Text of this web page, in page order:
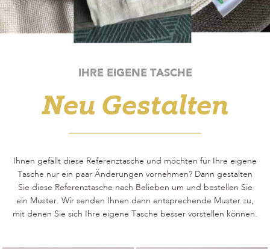
IHRE EIGENE TASCHE
Neu Gestalten
Ihnen gefällt diese Referenztasche und möchten für Ihre eigene
Tasche nur ein paar Änderungen vornehmen? Dann gestalten
Sie diese Referenztasche nach Belieben um und bestellen Sie
ein Muster. Wir senden Ihnen dann entsprechende Muster zu,
mit denen Sie sich Ihre eigene Tasche besser vorstellen können.